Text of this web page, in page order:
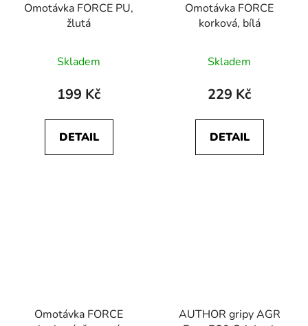
Omotávka FORCE PU,
žlutá
Skladem
199 Kč
DETAIL
Omotávka FORCE
korková, bílá
Skladem
229 Kč
DETAIL
Omotávka FORCE
AUTHOR gripy AGR